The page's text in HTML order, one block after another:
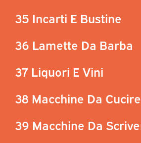
35 Incarti E Bustine
36 Lamette Da Barba
37 Liquori E Vini
38 Macchine Da Cucire
39 Macchine Da